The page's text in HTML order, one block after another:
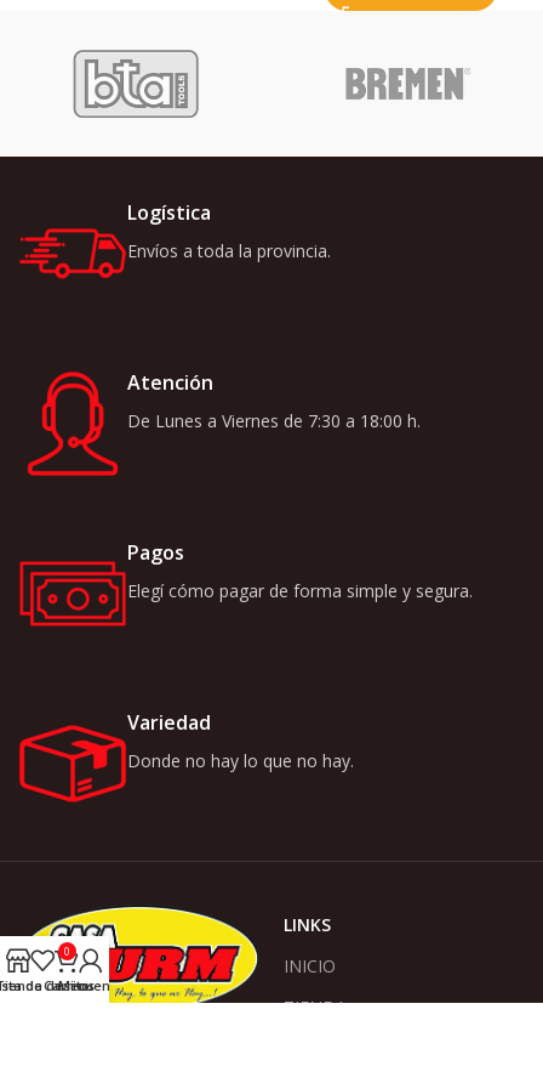
Logística
Envíos a toda la provincia.
Atención
De Lunes a Viernes de 7:30 a 18:00 h.
Pagos
Elegí cómo pagar de forma simple y segura.
Variedad
Donde no hay lo que no hay.
LINKS
INICIO
TIENDA
de deseos
0
Carrito
Mi cuenta